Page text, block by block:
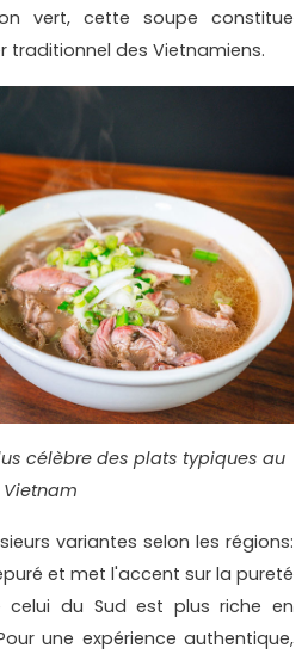
vert, cette soupe constitue
traditionnel des Vietnamiens.
célèbre des plats typiques au
Vietnam
variantes selon les régions:
et met l'accent sur la pureté
celui du Sud est plus riche en
une expérience authentique,